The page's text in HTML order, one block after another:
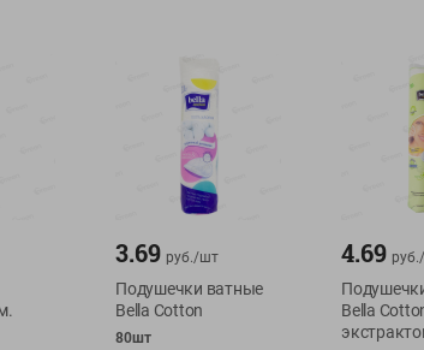
3.69 руб./шт
Подушечки ватные
Bella Cotton
80шт
4.69 руб./
Bella